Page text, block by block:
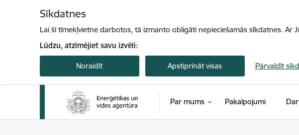
Sīkdatnes
Lai šī tīmekļvietne darbotos, tā izmanto obligāti nepieciešamās sīkdatnes.
Lūdzu, atzīmējiet savu izvēli:
Noraidīt Apstiprināt visas Pārvaldīt
Par mums Pakalpojumi